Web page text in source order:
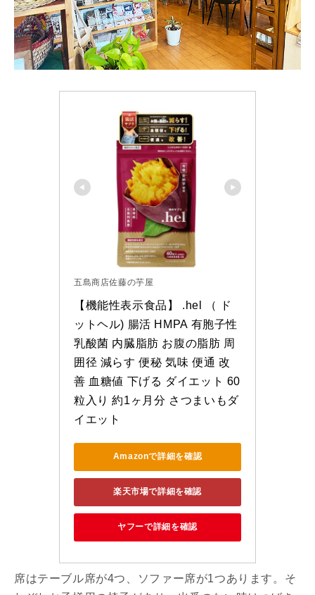
五島商店佐藤の芋屋
【機能性表示食品】 .hel （ ド
ットヘル) 腸活 HMPA 有胞子性
乳酸菌 内臓脂肪 お腹の脂肪 周
囲径 減らす 便秘 気味 便通 改
善 血糖値 下げる ダイエット 60
粒入り 約1ヶ月分 さつまいもダ
イエット
Amazonで詳細を確認
楽天市場で詳細を確認
ヤフーで詳細を確認
席はテーブル席が4つ、ソファー席が1つあります。そ